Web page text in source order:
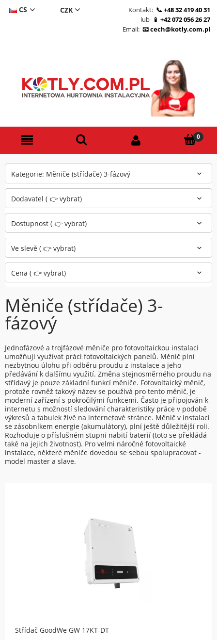
CS
Kontakt:
+48 32 419 40 31
lub
+42 072 056 26 27
Email:
cech@kotly.com.pl
Kategorie: Měniče (střídače) 3-fázový
Dodavatel ( 👉 vybrat)
Dostupnost ( 👉 vybrat)
Cena ( 👉 vybrat)
Ve slevě ( 👉 vybrat)
Měniče (střídače) 3-
fázový
Jednofázové a trojfázové měniče pro fotovoltaickou instalaci
umožňuji využívat práci fotovoltaických panelů. Měnič plní
nezbytnou úlohu při odběru proudu z instalace a jeho
předávání k dalšímu využití. Změna stejnosměrného proudu na
střídavý je pouze základní funkcí měniče. Fotovoltaický měnič,
protože rovněž takový název se používá pro tento měnič, je
moderní zařízení s pokročilými funkcemi. Často je připojován k
internetu s možností sledování charakteristiky práce v podobě
výkresů a tabulek živě na internetové stránce. Měnič v instalaci
se zásobníkem energie (akumulátory), plní ještě důležitější roli.
Rozhoduje o příslušném stupni nabití baterií (toto se překládá
také na jejich životnost). Pro velmi náročné fotovoltaické
instalace, některé měniče dovedou se sebou spolupracovat -
model master a slave.
Střídač GoodWe GW 17KT-DT